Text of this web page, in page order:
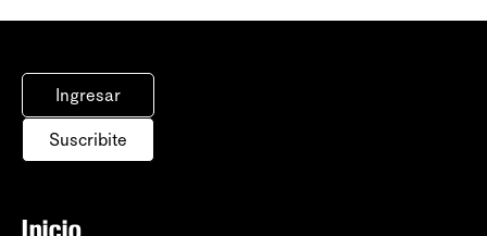
Ingresar
Suscribite